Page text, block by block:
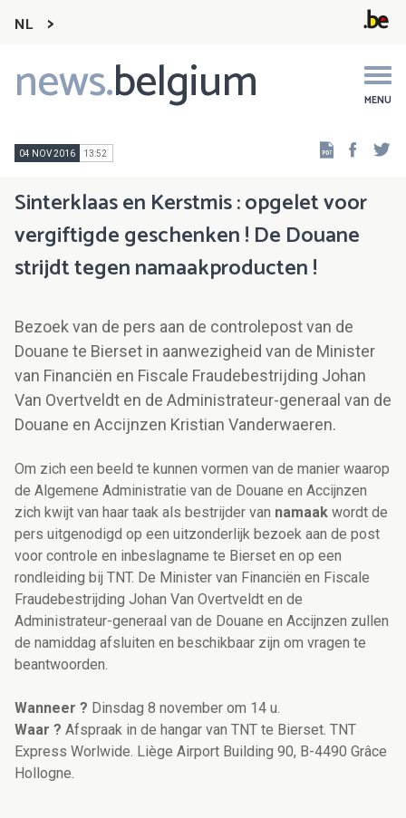
NL
news.belgium MENU
Main
navigation
04 NOV 2016 13:52
Sinterklaas en Kerstmis : opgelet voor
vergiftigde geschenken ! De Douane
strijdt tegen namaakproducten !
Bezoek van de pers aan de controlepost van de
Douane te Bierset in aanwezigheid van de Minister
van Financiën en Fiscale Fraudebestrijding Johan
Van Overtveldt en de Administrateur-generaal van de
Douane en Accijnzen Kristian Vanderwaeren.
Om zich een beeld te kunnen vormen van de manier waarop
de Algemene Administratie van de Douane en Accijnzen
zich kwijt van haar taak als bestrijder van namaak wordt de
pers uitgenodigd op een uitzonderlijk bezoek aan de post
voor controle en inbeslagname te Bierset en op een
rondleiding bij TNT. De Minister van Financiën en Fiscale
Fraudebestrijding Johan Van Overtveldt en de
Administrateur-generaal van de Douane en Accijnzen zullen
de namiddag afsluiten en beschikbaar zijn om vragen te
beantwoorden.
Wanneer ? Dinsdag 8 november om 14 u.
Waar ? Afspraak in de hangar van TNT te Bierset. TNT
Express Worlwide. Liège Airport Building 90, B-4490 Grâce
Hollogne.